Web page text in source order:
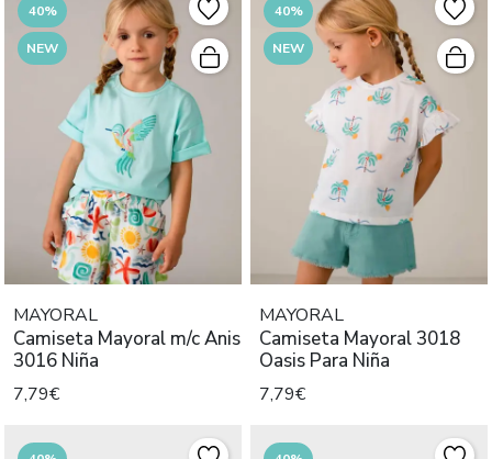
40%
NEW
MAYORAL
Camiseta Mayoral m/c Anis
3016 Niña
7,79€
40%
NEW
MAYORAL
Camiseta Mayoral 3018
Oasis Para Niña
7,79€